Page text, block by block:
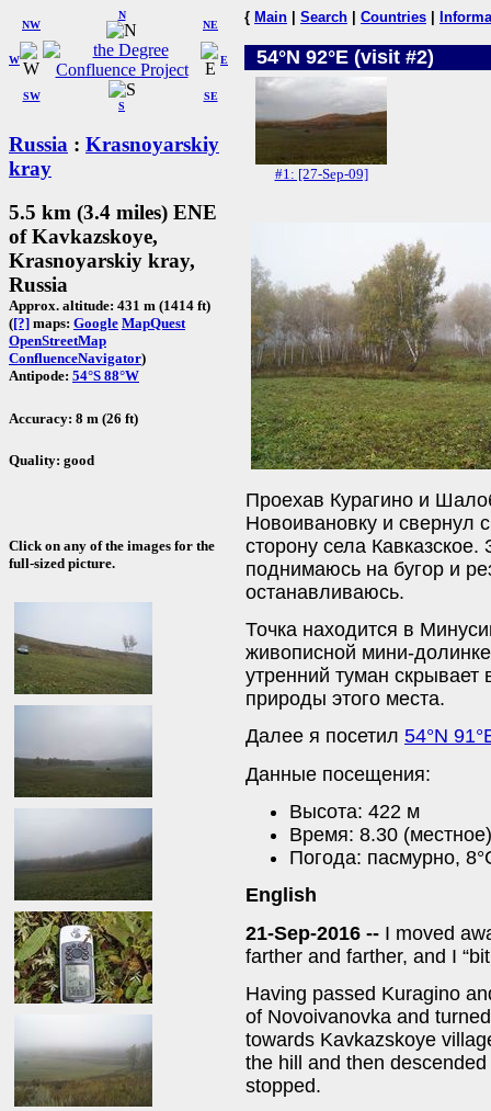
W
NW
N
NE
SW
S
SE
E
Russia : Krasnoyarskiy
kray
5.5 km (3.4 miles) ENE
of Kavkazskoye,
Krasnoyarskiy kray,
Russia
Approx. altitude: 431 m (1414 ft)
([?] maps: Google MapQuest
OpenStreetMap
ConfluenceNavigator)
Antipode: 54°S 88°W
Accuracy: 8 m (26 ft)
Quality: good
Click on any of the images for the
full-sized picture.
{ Main Search Countries
54°N 92°E (visit #2)
#1: [27-Sep-09]
Проехав Курагино и
Новоивановку и свернул
сторону села
поднимаюсь на бугор и
останавливаюсь.
Точка находится в
живописной мини-
утренний туман
природы этого места.
Далее я посетил 54°N
Данные посещения:
Высота: 422 м
Время: 8.30 (местное)
Погода: пасмурно,
English
21-Sep-2016 -- I moved
farther and farther, and I
Having passed Kuragino
of Novoivanovka and
towards Kavkazskoye
the hill and then
stopped.